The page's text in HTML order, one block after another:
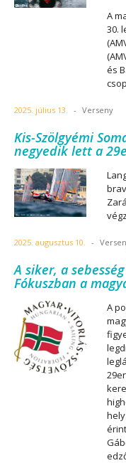
A
30.
és
2025. július 13. - Verseny
Kis-Szölgyémi
negyedik lett a
2025. augusztus 10. -
A siker, a
Fókuszban a
A